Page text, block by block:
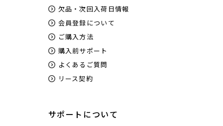
欠品・次回入荷日情報
会員登録について
ご購入方法
購入前サポート
よくあるご質問
リース契約
サポートについて